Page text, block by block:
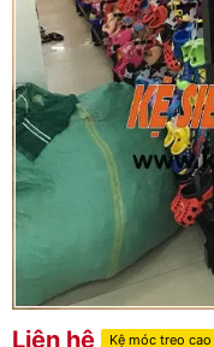
Liên hệ Kệ móc treo